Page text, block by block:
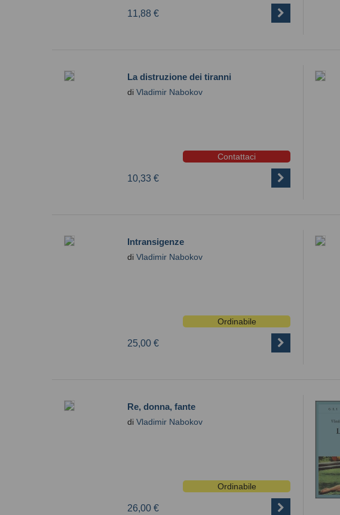
11,88 €
La distruzione dei tiranni
di Vladimir Nabokov
Contattaci
10,33 €
Intransigenze
di Vladimir Nabokov
Ordinabile
25,00 €
Re, donna, fante
di Vladimir Nabokov
Ordinabile
26,00 €